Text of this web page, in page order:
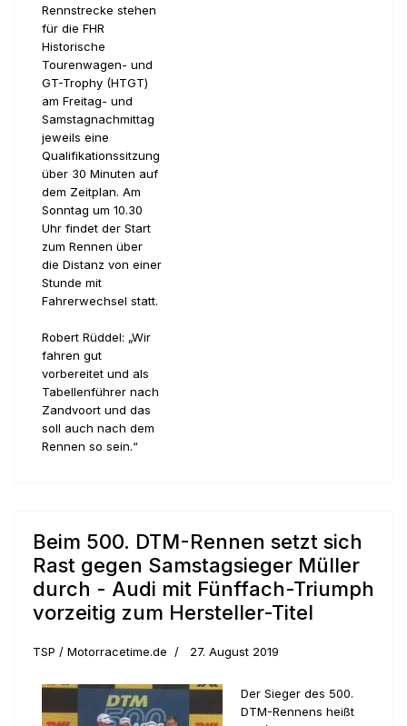
Rennstrecke stehen
für die FHR
Historische
Tourenwagen- und
GT-Trophy (HTGT)
am Freitag- und
Samstagnachmittag
jeweils eine
Qualifikationssitzung
über 30 Minuten auf
dem Zeitplan. Am
Sonntag um 10.30
Uhr findet der Start
zum Rennen über
die Distanz von einer
Stunde mit
Fahrerwechsel statt.
Robert Rüddel: „Wir
fahren gut
vorbereitet und als
Tabellenführer nach
Zandvoort und das
soll auch nach dem
Rennen so sein.“
Beim 500. DTM-Rennen setzt sich
Rast gegen Samstagsieger Müller
durch - Audi mit Fünffach-Triumph
vorzeitig zum Hersteller-Titel
TSP / Motorracetime.de 27. August 2019
Der Sieger des 500.
DTM-Rennens heißt